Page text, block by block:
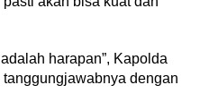
harapan”, Kapolda
dengan